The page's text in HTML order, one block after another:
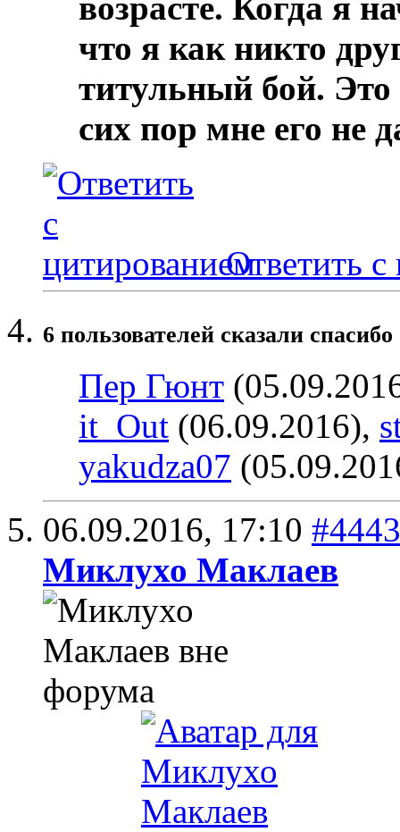
что я как никто
титульный бой. Это
сих пор мне его не
Ответить с
6 пользователей сказали
Пер Гюнт
it_Out (06.09.2016),
yakudza07
06.09.2016, 17:10 #4443
Миклухо Маклаев